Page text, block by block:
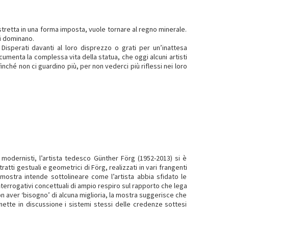
in una forma imposta, vuole tornare al regno minerale.
davanti al loro disprezzo o grati per un’inattesa
la complessa vita della statua, che oggi alcuni artisti
non ci guardino più, per non vederci più riflessi nei loro
l’artista tedesco Günther Förg (1952-2013) si è
gestuali e geometrici di Förg, realizzati in vari frangenti
intende sottolineare come l’artista abbia sfidato le
concettuali di ampio respiro sul rapporto che lega
‘bisogno’ di alcuna miglioria, la mostra suggerisce che
in discussione i sistemi stessi delle credenze sottesi